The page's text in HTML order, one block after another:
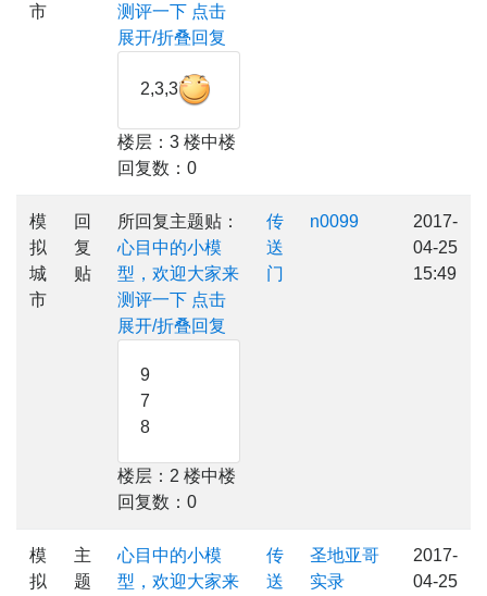
市
测评一下 点击
展开/折叠回复
2,3,3
楼层：3 楼中楼
回复数：0
模
拟
城
市
回
复
贴
所回复主题贴：
心目中的小模
型，欢迎大家来
测评一下 点击
展开/折叠回复
9
7
8
楼层：2 楼中楼
回复数：0
传
送
门
n0099
2017-
04-25
15:49
模
拟
主
题
心目中的小模
型，欢迎大家来
传
送
圣地亚哥
实录
2017-
04-25